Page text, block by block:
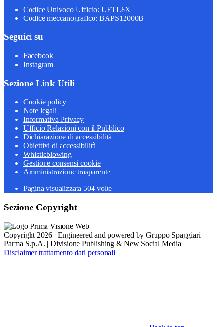
Codice Univoco Ufficio: UFTL8X
Codice meccanografico: BAPS12000B
Seguici su
Facebook
Instagram
Sezione Link Utili
Cookie policy
Note legali
Informativa Privacy
Ufficio Relazioni con il Pubblico
Dichiarazione di accessibilità
Obiettivi di accessibilità
Whistleblowing
Gestione consensi cookie
Amministrazione trasparente
Pagina visualizzata 504 volte
Sezione Copyright
Copyright 2026 | Engineered and powered by Gruppo Spaggiari
Parma S.p.A. | Divisione Publishing & New Social Media
Disclaimer trattamento dati personali